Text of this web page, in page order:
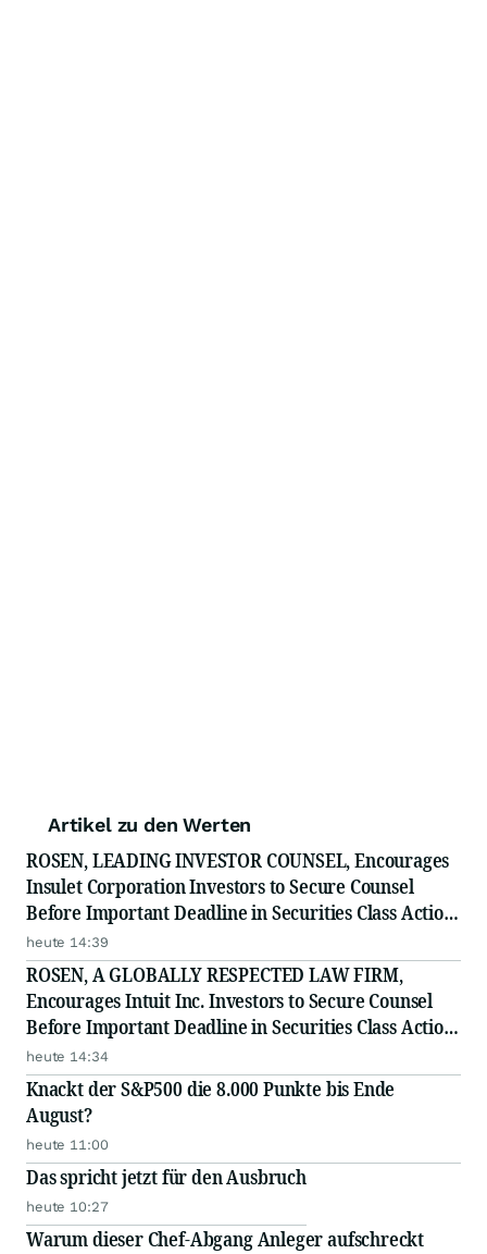
Artikel zu den Werten
ROSEN, LEADING INVESTOR COUNSEL, Encourages
Insulet Corporation Investors to Secure Counsel
Before Important Deadline in Securities Class Action
- PODD
heute 14:39
ROSEN, A GLOBALLY RESPECTED LAW FIRM,
Encourages Intuit Inc. Investors to Secure Counsel
Before Important Deadline in Securities Class Action
- INTU
heute 14:34
Knackt der S&P500 die 8.000 Punkte bis Ende
August?
heute 11:00
Das spricht jetzt für den Ausbruch
heute 10:27
Warum dieser Chef-Abgang Anleger aufschreckt